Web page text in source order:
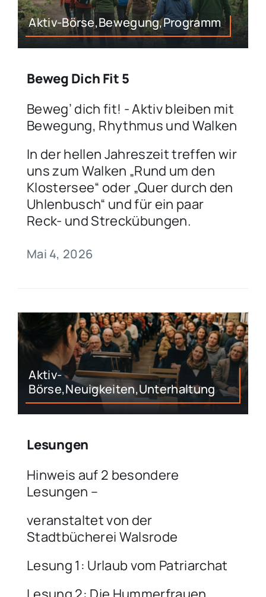
Aktiv-Börse,Bewegung,Programm
Beweg Dich Fit 5
Beweg’ dich fit! - Aktiv bleiben mit
Bewegung, Rhythmus und Walken
In der hellen Jahreszeit treffen wir
uns zum Walken „Rund um den
Klostersee“ oder „Quer durch den
Uhlenbusch“ und für ein paar
Reck- und Streckübungen.
Mai 4, 2026
Aktiv-
Börse,Neuigkeiten,Unterhaltung
Lesungen
Hinweis auf 2 besondere
Lesungen –
veranstaltet von der
Stadtbücherei Walsrode
Lesung 1: Urlaub vom Patriarchat